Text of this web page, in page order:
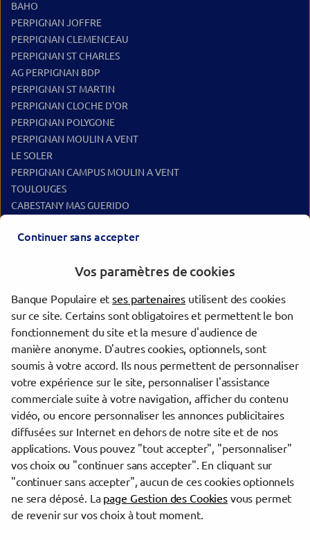
BAHO
PERPIGNAN JOFFRE
PERPIGNAN CLEMENCEAU
PERPIGNAN ST CHARLES
AG PERPIGNAN BDP
PERPIGNAN ST MARTIN
PERPIGNAN CLOCHE D'OR
PERPIGNAN POLYGONE
PERPIGNAN MOULIN A VENT
LE SOLER
PERPIGNAN CAMPUS MOULIN A VENT
TOULOUGES
CABESTANY MAS GUERIDO
RIVESALTES AGRI VITI
PERPIGNAN MAS ROUS
Les agences Banque Populaire dans les villes à proximité
Perpignan
Trouver une agence Banque Populaire
Pyrénées-Orientales
Saint-Estève
ST ESTEVE
evermaps ©
Continuer sans accepter
Vos paramètres de cookies
Banque Populaire etses partenaires utilisent des cookies
sur ce site. Certains sont obligatoires et permettent le bon
fonctionnement du site et la mesure d'audience de
manière anonyme. D'autres cookies, optionnels, sont
soumis à votre accord. Ils nous permettent de personnaliser
votre expérience sur le site, personnaliser l'assistance
commerciale suite à votre navigation, afficher du contenu
vidéo, ou encore personnaliser les annonces publicitaires
diffusées sur Internet en dehors de notre site et de nos
applications. Vous pouvez "tout accepter", "personnaliser"
vos choix ou "continuer sans accepter". En cliquant sur
"continuer sans accepter", aucun de ces cookies optionnels
ne sera déposé. La page Gestion des Cookiesvous permet
de revenir sur vos choix à tout moment.